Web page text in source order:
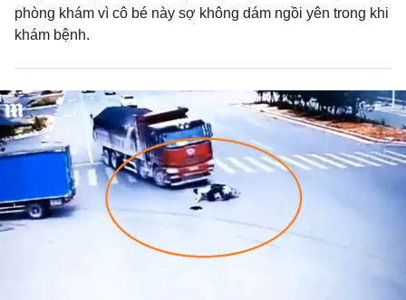
phòng khám vì cô bé này sợ không dám ngồi yên trong khi
khám bệnh.